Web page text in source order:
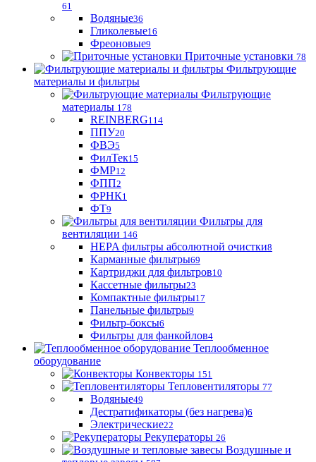
61
Водяные36
Гликолевые16
Фреоновые9
Приточные установки 78
Фильтрующие
материалы и фильтры
Фильтрующие
материaлы 178
REINBERG114
ППУ20
ФВЭ5
ФилТек15
ФМР12
ФПП2
ФРНК1
ФТ9
Фильтры для
вентиляции 146
HEPA фильтры абсолютной очистки8
Карманные фильтры69
Картриджи для фильтров10
Кассетные фильтры23
Компактные фильтры17
Панельные фильтры9
Фильтр-боксы6
Фильтры для фанкойлов4
Теплообменное
оборудование
Конвекторы 151
Тепловентиляторы 77
Водяные49
Дестратификаторы (без нагрева)6
Электрические22
Рекуператоры 26
Воздушные и